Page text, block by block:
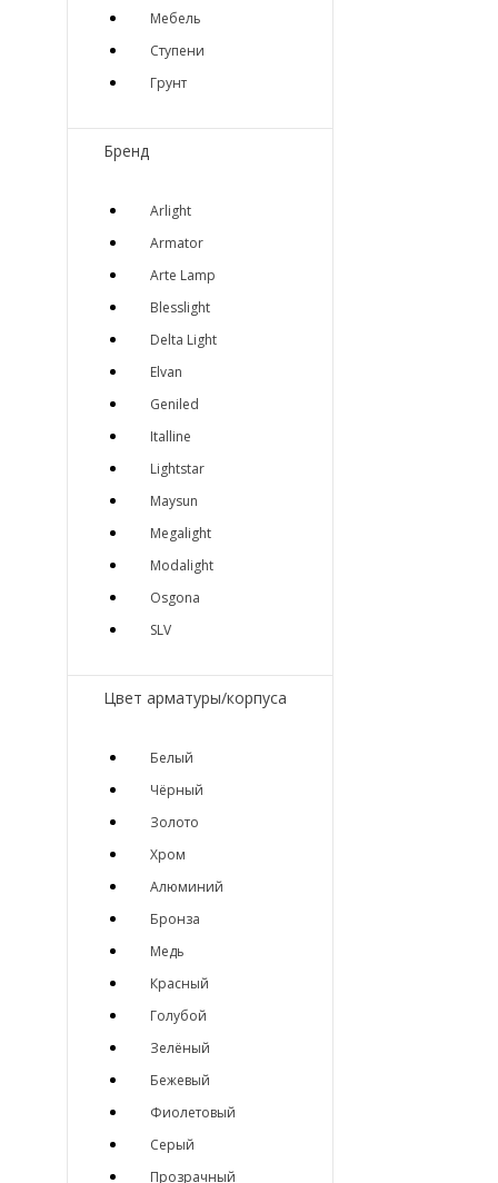
Мебель
Ступени
Грунт
Бренд
Arlight
Armator
Arte Lamp
Blesslight
Delta Light
Elvan
Geniled
Italline
Lightstar
Maysun
Megalight
Modalight
Osgona
SLV
Цвет арматуры/корпуса
Белый
Чёрный
Золото
Хром
Алюминий
Бронза
Медь
Красный
Голубой
Зелёный
Бежевый
Фиолетовый
Серый
Прозрачный